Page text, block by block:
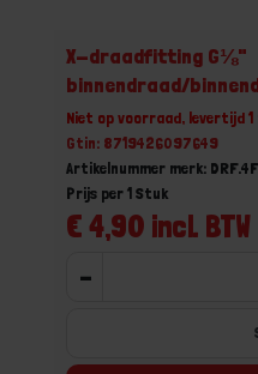
X-draadfitting G⅛"
binnendraad/
Niet op voorraad, levertijd
Gtin: 8719426097649
Artikelnummer merk:
€ 4,90 incl. BTW
Prijs per 1 Stuk
-